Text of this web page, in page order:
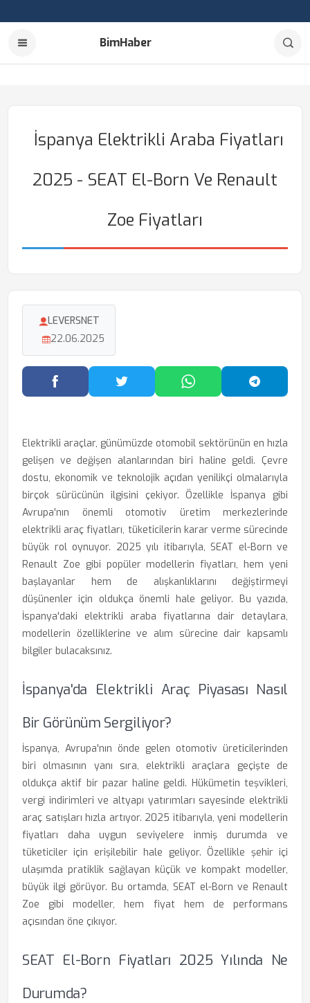
BimHaber
İspanya Elektrikli Araba Fiyatları
2025 - SEAT El-Born Ve Renault
Zoe Fiyatları
LEVERSNET
22.06.2025
Facebook'ta PaylaşTwitter'da PaylaşWhatsApp'ta Paylaş
Elektrikli araçlar, günümüzde otomobil sektörünün en hızla
gelişen ve değişen alanlarından biri haline geldi. Çevre
dostu, ekonomik ve teknolojik açıdan yenilikçi olmalarıyla
birçok sürücünün ilgisini çekiyor. Özellikle İspanya gibi
Avrupa'nın önemli otomotiv üretim merkezlerinde
elektrikli araç fiyatları, tüketicilerin karar verme sürecinde
büyük rol oynuyor. 2025 yılı itibarıyla, SEAT el-Born ve
Renault Zoe gibi popüler modellerin fiyatları, hem yeni
başlayanlar hem de alışkanlıklarını değiştirmeyi
düşünenler için oldukça önemli hale geliyor. Bu yazıda,
İspanya'daki elektrikli araba fiyatlarına dair detaylara,
modellerin özelliklerine ve alım sürecine dair kapsamlı
bilgiler bulacaksınız.
İspanya'da Elektrikli Araç Piyasası Nasıl
Bir Görünüm Sergiliyor?
İspanya, Avrupa'nın önde gelen otomotiv üreticilerinden
biri olmasının yanı sıra, elektrikli araçlara geçişte de
oldukça aktif bir pazar haline geldi. Hükümetin teşvikleri,
vergi indirimleri ve altyapı yatırımları sayesinde elektrikli
araç satışları hızla artıyor. 2025 itibarıyla, yeni modellerin
fiyatları daha uygun seviyelere inmiş durumda ve
tüketiciler için erişilebilir hale geliyor. Özellikle şehir içi
ulaşımda pratiklik sağlayan küçük ve kompakt modeller,
büyük ilgi görüyor. Bu ortamda, SEAT el-Born ve Renault
Zoe gibi modeller, hem fiyat hem de performans
açısından öne çıkıyor.
SEAT El-Born Fiyatları 2025 Yılında Ne
Durumda?